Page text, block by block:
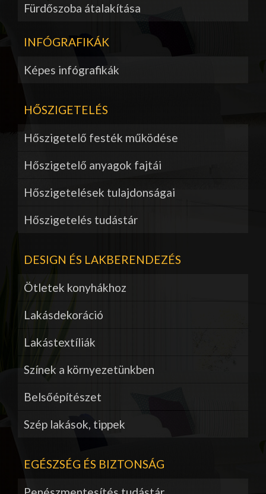
Fürdőszoba átalakítása
INFÓGRAFIKÁK
Képes infógrafikák
HŐSZIGETELÉS
Hőszigetelő festék működése
Hőszigetelő anyagok fajtái
Hőszigetelések tulajdonságai
Hőszigetelés tudástár
DESIGN ÉS LAKBERENDEZÉS
Ötletek konyhákhoz
Lakásdekoráció
Lakástextíliák
Színek a környezetünkben
Belsőépítészet
Szép lakások, tippek
EGÉSZSÉG ÉS BIZTONSÁG